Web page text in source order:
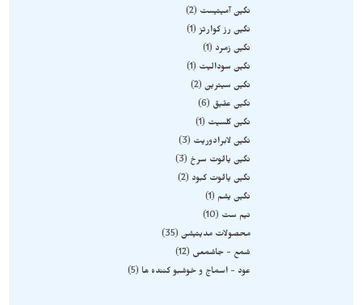
نگین آمیتیست
2
نگین رز کوارتز 1
نگین زمرد
1
نگین سودالیت
1
نگین سیترین 2
نگین عقیق
6
نگین کلسیت
1
نگین لابرادوریت
3
نگین یاقوت سرخ
3
نگین یاقوت کبود
2
نگین یشم
1
نیم ست
10
محصولات مدیتیشن 35
شمع - جاشمعی
12
عود - اسماج و خوشبو کننده ها
5